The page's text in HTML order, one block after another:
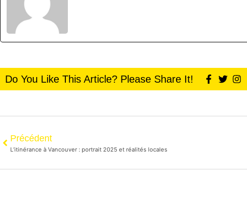
Do You Like This Article? Please Share It!
Précédent
L’itinérance à Vancouver : portrait 2025 et réalités locales